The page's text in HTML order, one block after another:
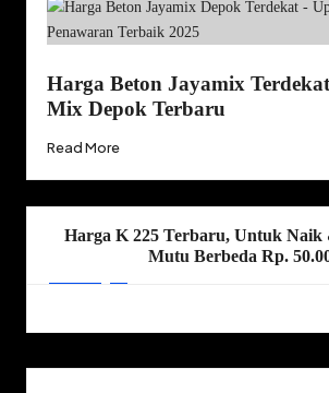
Harga Beton Jayamix
Mix Depok Terbaru
Read More
Harga K 225 Terbaru, Untuk Naik
Mutu Berbeda Rp.